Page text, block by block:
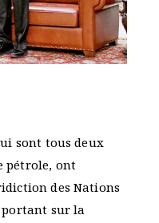
sont tous deux
pétrole, ont
des Nations
sur la